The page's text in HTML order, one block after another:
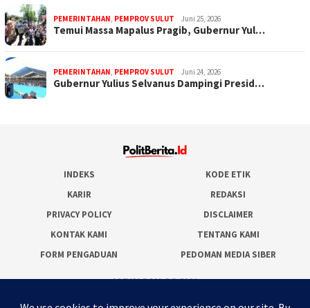
PEMERINTAHAN, PEMPROV SULUT Juni 25, 2026
Temui Massa Mapalus Pragib, Gubernur Yul…
PEMERINTAHAN, PEMPROV SULUT Juni 24, 2026
Gubernur Yulius Selvanus Dampingi Presid…
INDEKS
KODE ETIK
KARIR
REDAKSI
PRIVACY POLICY
DISCLAIMER
KONTAK KAMI
TENTANG KAMI
FORM PENGADUAN
PEDOMAN MEDIA SIBER
JARINGAN SOCIAL
Facebook Twitter